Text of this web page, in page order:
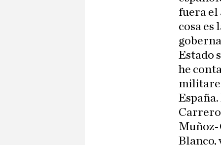
fuera el
cosa es
Estado
he
Carrero
Blanco,